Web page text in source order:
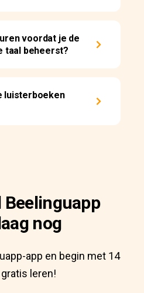
voordat je de
taal beheerst?
luisterboeken
Beelinguapp
nog
app en begin met 14
leren!